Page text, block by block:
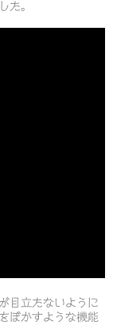
た。
目立たないように
ぼかすような機能